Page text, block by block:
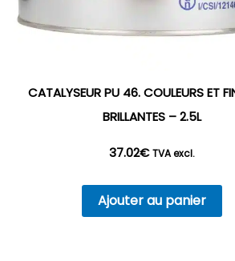
CATALYSEUR PU 46. COULEURS ET
BRILLANTES – 2.5L
37.02€ TVA excl.
Ajouter au panier